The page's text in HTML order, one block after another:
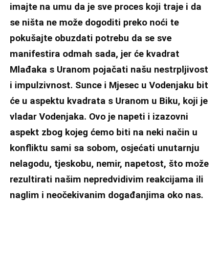
imajte na umu da je sve proces koji traje i da
se ništa ne može dogoditi preko noći te
pokušajte obuzdati potrebu da se sve
manifestira odmah sada, jer će kvadrat
Mlađaka s Uranom pojačati našu nestrpljivost
i impulzivnost. Sunce i Mjesec u Vodenjaku bit
će u aspektu kvadrata s Uranom u Biku, koji je
vladar Vodenjaka. Ovo je napeti i izazovni
aspekt zbog kojeg ćemo biti na neki način u
konfliktu sami sa sobom, osjećati unutarnju
nelagodu, tjeskobu, nemir, napetost, što može
rezultirati našim nepredvidivim reakcijama ili
naglim i neočekivanim događanjima oko nas.